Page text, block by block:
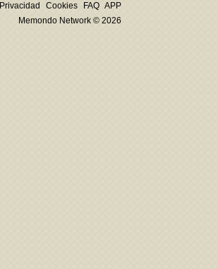
Privacidad Cookies FAQ APP
Memondo Network © 2026